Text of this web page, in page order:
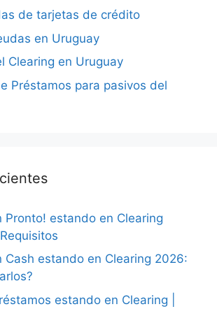
de tarjetas de crédito
en Uruguay
Clearing en Uruguay
Préstamos para pasivos del
Pronto! estando en Clearing
Cash estando en Clearing 2026:
estando en Clearing |